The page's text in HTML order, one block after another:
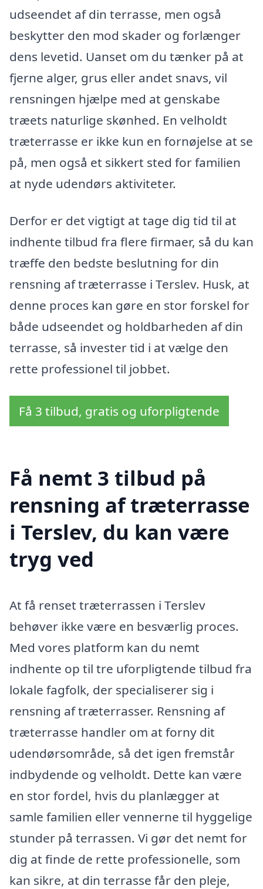
udseendet af din terrasse, men også
beskytter den mod skader og forlænger
dens levetid. Uanset om du tænker på at
fjerne alger, grus eller andet snavs, vil
rensningen hjælpe med at genskabe
træets naturlige skønhed. En velholdt
træterrasse er ikke kun en fornøjelse at se
på, men også et sikkert sted for familien
at nyde udendørs aktiviteter.
Derfor er det vigtigt at tage dig tid til at
indhente tilbud fra flere firmaer, så du kan
træffe den bedste beslutning for din
rensning af træterrasse i Terslev. Husk, at
denne proces kan gøre en stor forskel for
både udseendet og holdbarheden af din
terrasse, så invester tid i at vælge den
rette professionel til jobbet.
Få 3 tilbud, gratis og uforpligtende
Få nemt 3 tilbud på
rensning af træterrasse
i Terslev, du kan være
tryg ved
At få renset træterrassen i Terslev
behøver ikke være en besværlig proces.
Med vores platform kan du nemt
indhente op til tre uforpligtende tilbud fra
lokale fagfolk, der specialiserer sig i
rensning af træterrasser. Rensning af
træterrasse handler om at forny dit
udendørsområde, så det igen fremstår
indbydende og velholdt. Dette kan være
en stor fordel, hvis du planlægger at
samle familien eller vennerne til hyggelige
stunder på terrassen. Vi gør det nemt for
dig at finde de rette professionelle, som
kan sikre, at din terrasse får den pleje,